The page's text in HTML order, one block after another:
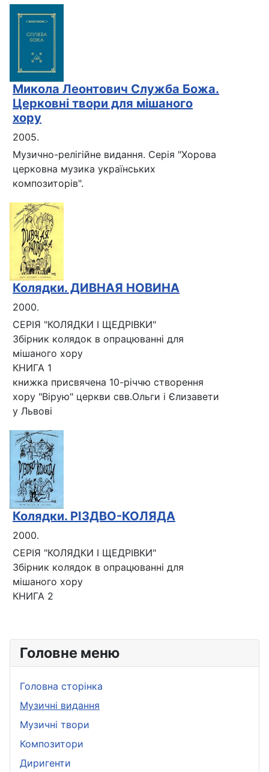
Головне меню
Головна сторінка
Музичні видання
Музичні твори
Композитори
Диригенти
Микола Леонтович Служба Божа.
Церковні твори для мішаного
хору
2005.
Музично-релігійне видання. Серія "Хорова
церковна музика українських
композиторів".
Колядки. ДИВНАЯ НОВИНА
2000.
СЕРІЯ "КОЛЯДКИ І ЩЕДРІВКИ"
Збірник колядок в опрацюванні для
мішаного хору
КНИГА 1
книжка присвячена 10-річчю створення
хору "Вірую" церкви свв.Ольги і Єлизавети
у Львові
Колядки. РІЗДВО-КОЛЯДА
2000.
СЕРІЯ "КОЛЯДКИ І ЩЕДРІВКИ"
Збірник колядок в опрацюванні для
мішаного хору
КНИГА 2